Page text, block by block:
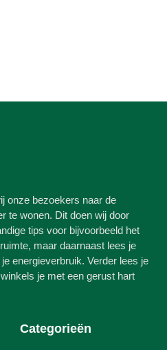
onze bezoekers naar de
te wonen. Dit doen wij door
tips voor bijvoorbeeld het
maar daarnaast lees je
energieverbruik. Verder lees je
je met een gerust hart
Categorieën